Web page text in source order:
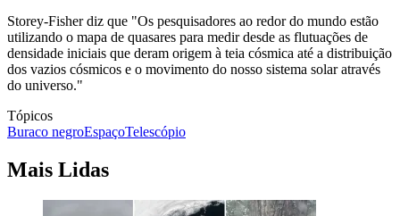
Storey-Fisher diz que "Os pesquisadores ao redor do mundo estão
utilizando o mapa de quasares para medir desde as flutuações de
densidade iniciais que deram origem à teia cósmica até a distribuição
dos vazios cósmicos e o movimento do nosso sistema solar através
do universo."
Tópicos
Buraco negroEspaçoTelescópio
Mais Lidas